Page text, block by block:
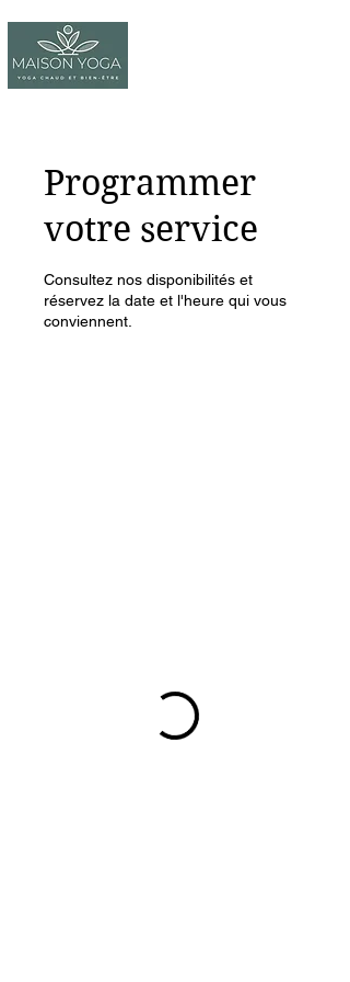
Programmer
votre service
Consultez nos disponibilités et
réservez la date et l'heure qui vous
conviennent.